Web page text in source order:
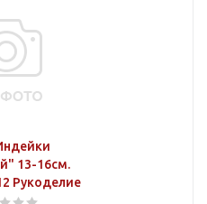
13-16см.
Рукоделие